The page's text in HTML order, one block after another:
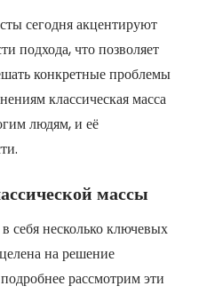
сегодня акцентируют
подхода, что позволяет
конкретные проблемы
классическая масса
людям, и её
массы
себя несколько ключевых
на решение
рассмотрим эти